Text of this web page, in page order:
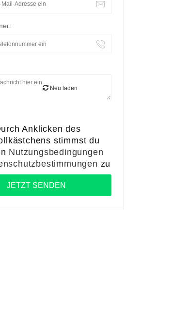
Neu laden
Anklicken des
stimmst du
Nutzungsbedingungen
zu